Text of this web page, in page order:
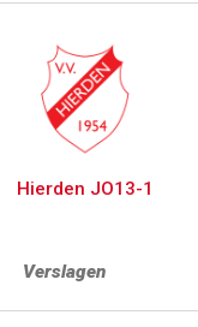
Hierden JO13-1
Verslagen